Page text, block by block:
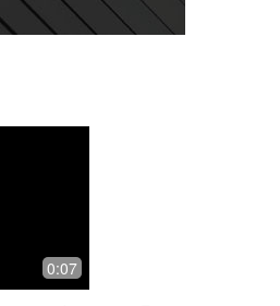
They helped
you,
0:07